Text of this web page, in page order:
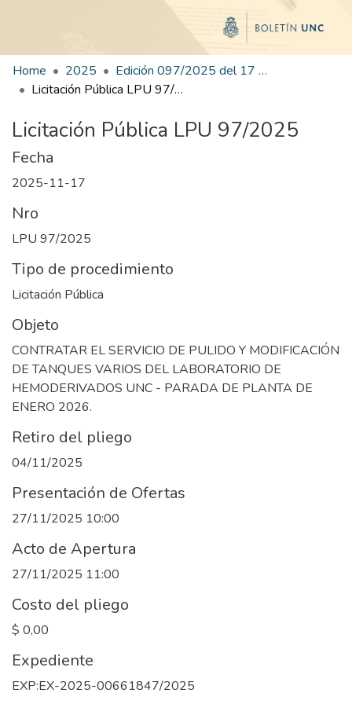
Home 2025
Edición 097/2025 del 17 de noviembre de 2025
Licitación Pública LPU 97/2025
Licitación Pública LPU 97/2025
Fecha
2025-11-17
Nro
LPU 97/2025
Tipo de procedimiento
Licitación Pública
Objeto
CONTRATAR EL SERVICIO DE PULIDO Y MODIFICACIÓN
DE TANQUES VARIOS DEL LABORATORIO DE
HEMODERIVADOS UNC - PARADA DE PLANTA DE
ENERO 2026.
Retiro del pliego
04/11/2025
Presentación de Ofertas
27/11/2025 10:00
Acto de Apertura
27/11/2025 11:00
Costo del pliego
$ 0,00
Expediente
EXP:EX-2025-00661847/2025